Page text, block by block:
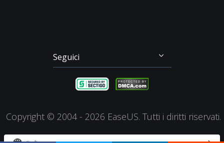
Seguici
  
Copyright © 2004 - 2026 EaseUS. Tutti i diritti riservati.